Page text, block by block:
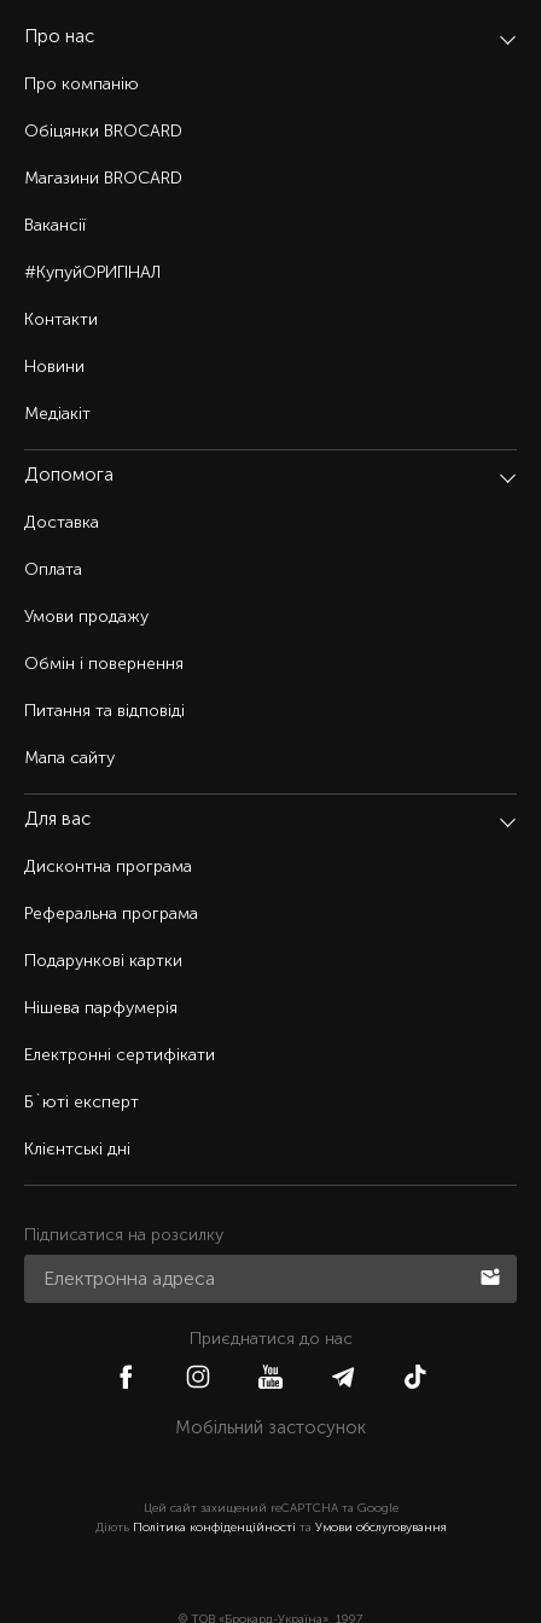
Про нас
Про компанію
Обіцянки BROCARD
Магазини BROCARD
Вакансії
#КупуйОРИГІНАЛ
Контакти
Новини
Медіакіт
Допомога
Доставка
Оплата
Умови продажу
Обмін і повернення
Питання та відповіді
Мапа сайту
Для вас
Дисконтна програма
Реферальна програма
Подарункові картки
Нішева парфумерія
Електронні сертифікати
Б`юті експерт
Клієнтські дні
Підписатися на розсилку
Приєднатися до нас
Мобільний застосунок
Цей сайт захищений reCAPTCHA та Google
Діють Політика конфіденційності та Умови обслуговування
© ТОВ «Брокард-Україна», 1997